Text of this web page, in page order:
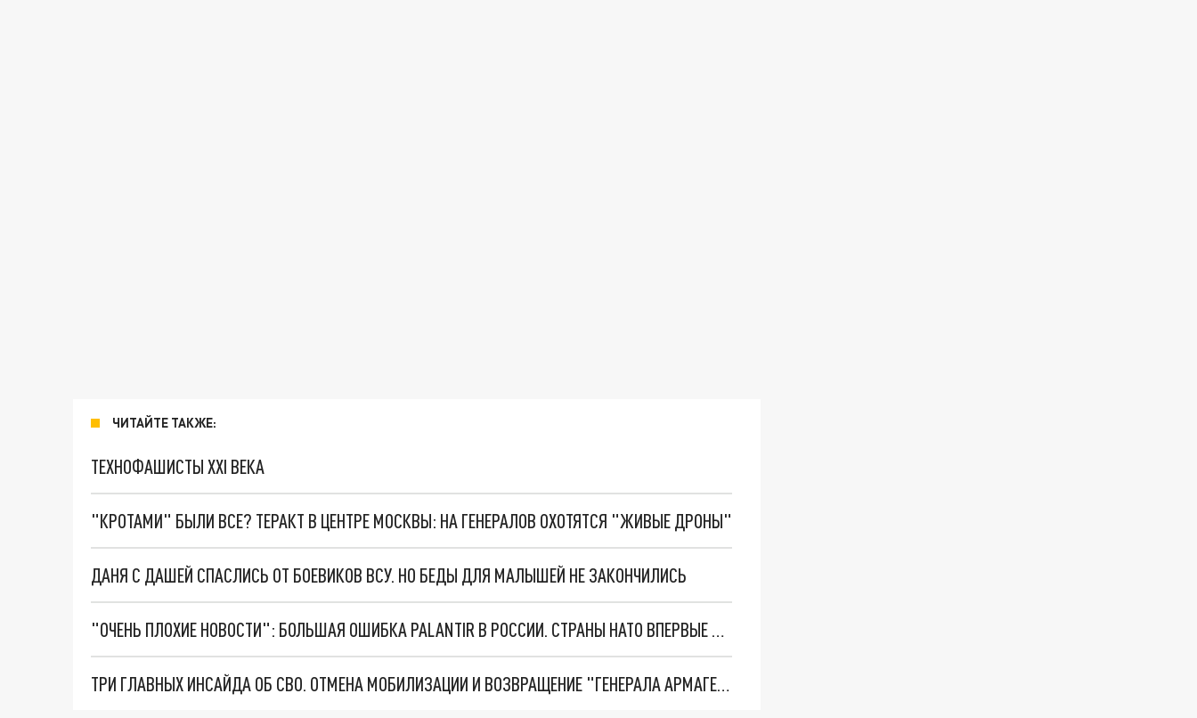
ЧИТАЙТЕ ТАКЖЕ:
ТЕХНОФАШИСТЫ XXI ВЕКА
"КРОТАМИ" БЫЛИ ВСЕ? ТЕРАКТ В ЦЕНТРЕ МОСКВЫ: НА ГЕНЕРАЛОВ ОХОТЯТСЯ "ЖИВЫЕ ДРОНЫ"
ДАНЯ С ДАШЕЙ СПАСЛИСЬ ОТ БОЕВИКОВ ВСУ. НО БЕДЫ ДЛЯ МАЛЫШЕЙ НЕ ЗАКОНЧИЛИСЬ
"ОЧЕНЬ ПЛОХИЕ НОВОСТИ": БОЛЬШАЯ ОШИБКА PALANTIR В РОССИИ. СТРАНЫ НАТО ВПЕРВЫЕ ЗА СВО ОСТАНОВИЛИ ПОСТАВКИ ОРУЖИЯ. ВСУ ТЕРЯЮТ ПРИГРАНИЧЬЕ?
ТРИ ГЛАВНЫХ ИНСАЙДА ОБ СВО. ОТМЕНА МОБИЛИЗАЦИИ И ВОЗВРАЩЕНИЕ "ГЕНЕРАЛА АРМАГЕДДОНА"? ОТЛИЧНЫЕ НОВОСТИ, КОТОРЫЕ ЖДАЛИ ВСЕ